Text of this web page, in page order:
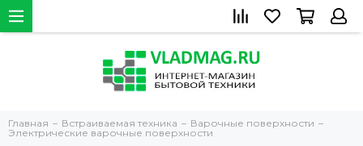
Главная Встраиваемая техника
Варочные поверхности
Электрические варочные поверхности